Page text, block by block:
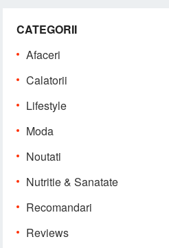
CATEGORII
Afaceri
Calatorii
Lifestyle
Moda
Noutati
Nutritie & Sanatate
Recomandari
Reviews